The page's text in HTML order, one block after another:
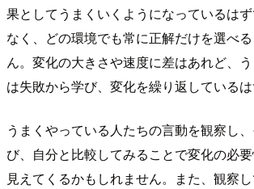
果としてうまくいくようになっているは
なく、どの環境でも常に正解だけを選べ
ん。変化の大きさや速度に差はあれど、
は失敗から学び、変化を繰り返しているは
うまくやっている人たちの言動を観察し
び、自分と比較してみることで変化の必
見えてくるかもしれません。また、観察